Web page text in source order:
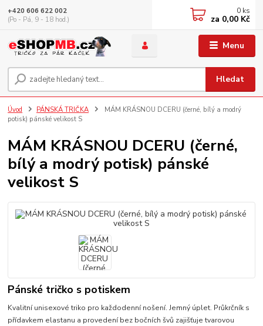
Menu
Hledat
+420 606 622 002
(Po - Pá, 9 - 18 hod.)
0 ks
za 0,00 Kč
Úvod PÁNSKÁ TRIČKA
MÁM KRÁSNOU DCERU (černé, bílý a modrý
potisk) pánské velikost S
MÁM KRÁSNOU DCERU (černé,
bílý a modrý potisk) pánské
velikost S
Pánské tričko s potiskem
Kvalitní unisexové triko pro každodenní nošení. Jemný úplet. Průkrčník s
přídavkem elastanu a provedení bez bočních švů zajišťuje tvarovou